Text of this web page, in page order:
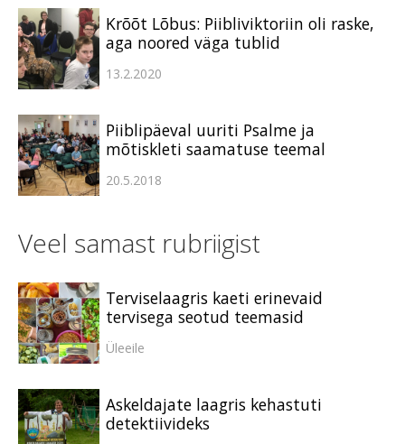
Krõõt Lõbus: Piibliviktoriin oli raske,
aga noored väga tublid
13.2.2020
Piiblipäeval uuriti Psalme ja
mõtiskleti saamatuse teemal
20.5.2018
Veel samast rubriigist
Terviselaagris kaeti erinevaid
tervisega seotud teemasid
Üleeile
Askeldajate laagris kehastuti
detektiivideks